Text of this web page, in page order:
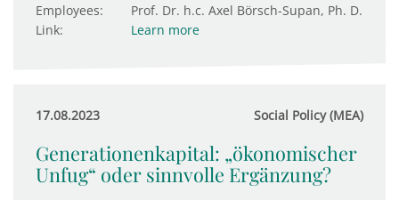
Employees:
Prof. Dr. h.c. Axel Börsch-Supan, Ph. D.
Link:
Learn more
17.08.2023 Social Policy (MEA)
Generationenkapital: „ökonomischer
Unfug“ oder sinnvolle Ergänzung?